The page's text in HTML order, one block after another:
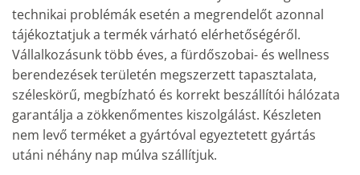
technikai problémák esetén a megrendelőt azonnal
tájékoztatjuk a termék várható elérhetőségéről.
Vállalkozásunk több éves, a fürdőszobai- és wellness
berendezések területén megszerzett tapasztalata,
széleskörű, megbízható és korrekt beszállítói hálózata
garantálja a zökkenőmentes kiszolgálást. Készleten
nem levő terméket a gyártóval egyeztetett gyártás
utáni néhány nap múlva szállítjuk.